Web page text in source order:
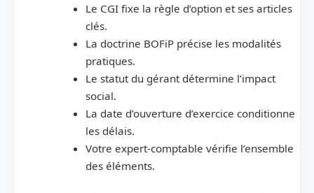
Le CGI fixe la règle d’option et ses articles
clés.
La doctrine BOFiP précise les modalités
pratiques.
Le statut du gérant détermine l’impact
social.
La date d’ouverture d’exercice conditionne
les délais.
Votre expert-comptable vérifie l’ensemble
des éléments.